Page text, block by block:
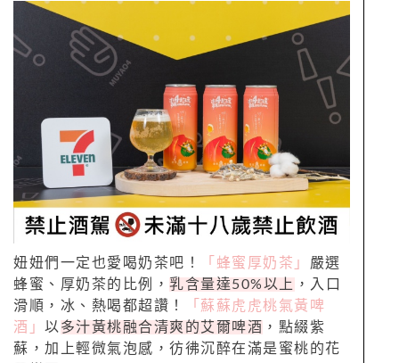
妞妞們一定也愛喝奶茶吧！ 「蜂蜜厚奶茶」 嚴選
蜂蜜、厚奶茶的比例， 乳含量達50%以上
，入口
滑順，冰、熱喝都超讚！
「蘇蘇虎虎桃氣黃啤
酒」 以 多汁黃桃融合清爽的艾爾啤酒 ，點綴紫
蘇，加上輕微氣泡感，彷彿沉醉在滿是蜜桃的花